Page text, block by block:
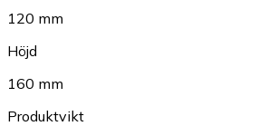
120 mm
Höjd
160 mm
Produktvikt